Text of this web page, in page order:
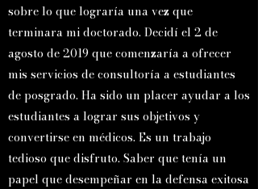
sobre lo que lograría una vez que
terminara mi doctorado. Decidí el 2 de
agosto de 2019 que comenzaría a ofrecer
mis servicios de consultoría a estudiantes
de posgrado. Ha sido un placer ayudar a los
estudiantes a lograr sus objetivos y
convertirse en médicos. Es un trabajo
tedioso que disfruto. Saber que tenía un
papel que desempeñar en la defensa exitosa